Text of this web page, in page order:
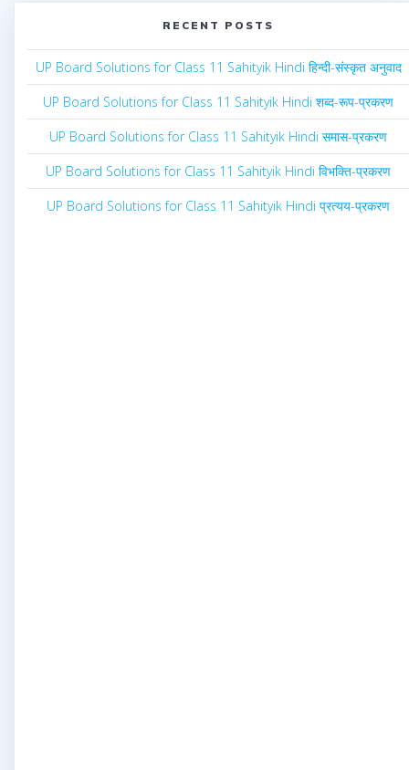
RECENT POSTS
UP Board Solutions for Class 11 Sahityik Hindi हिन्दी-संस्कृत अनुवाद
UP Board Solutions for Class 11 Sahityik Hindi शब्द-रूप-प्रकरण
UP Board Solutions for Class 11 Sahityik Hindi समास-प्रकरण
UP Board Solutions for Class 11 Sahityik Hindi विभक्ति-प्रकरण
UP Board Solutions for Class 11 Sahityik Hindi प्रत्यय-प्रकरण